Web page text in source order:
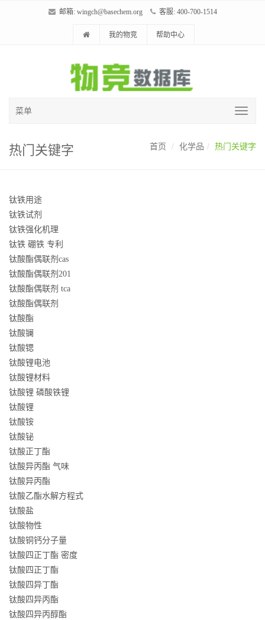
邮箱: wingch@basechem.org 客服: 400-700-1514
我的物竞 帮助中心
菜单
热门关键字 首页 化学品 热门关键字
钛铁用途
钛铁试剂
钛铁强化机理
钛铁 硼铁 专利
钛酸酯偶联剂cas
钛酸酯偶联剂201
钛酸酯偶联剂 tca
钛酸酯偶联剂
钛酸酯
钛酸镧
钛酸锶
钛酸锂电池
钛酸锂材料
钛酸锂 磷酸铁锂
钛酸锂
钛酸铵
钛酸铋
钛酸正丁酯
钛酸异丙酯 气味
钛酸异丙酯
钛酸乙酯水解方程式
钛酸盐
钛酸物性
钛酸铜钙分子量
钛酸四正丁酯 密度
钛酸四正丁酯
钛酸四异丁酯
钛酸四异丙酯
钛酸四异丙醇酯